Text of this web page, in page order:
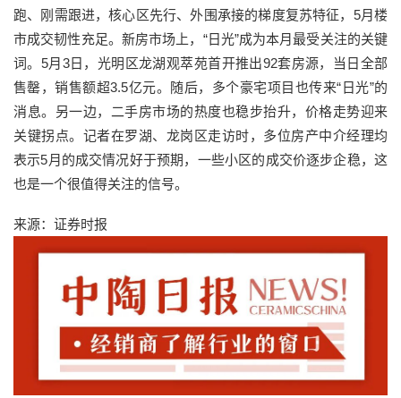
跑、刚需跟进，核心区先行、外围承接的梯度复苏特征，5月楼
市成交韧性充足。新房市场上，“日光”成为本月最受关注的关键
词。5月3日，光明区龙湖观萃苑首开推出92套房源，当日全部
售罄，销售额超3.5亿元。随后，多个豪宅项目也传来“日光”的
消息。另一边，二手房市场的热度也稳步抬升，价格走势迎来
关键拐点。记者在罗湖、龙岗区走访时，多位房产中介经理均
表示5月的成交情况好于预期，一些小区的成交价逐步企稳，这
也是一个很值得关注的信号。
来源：证券时报